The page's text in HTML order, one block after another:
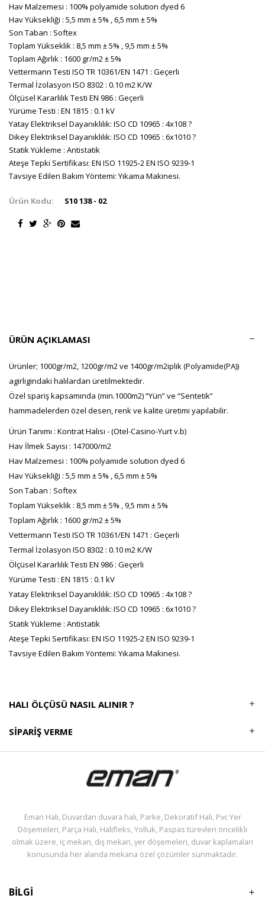
Hav Malzemesi : 100% polyamide solution dyed 6
Hav Yüksekliği : 5,5 mm ± 5% , 6,5 mm ± 5%
Son Taban : Softex
Toplam Yükseklik : 8,5 mm ± 5% , 9,5 mm ± 5%
Toplam Ağırlık : 1600 gr/m2 ± 5%
Vettermann Testi ISO TR 10361/EN 1471 : Geçerli
Termal İzolasyon ISO 8302 : 0.10 m2 K/W
Ölçüsel Kararlılık Testi EN 986 : Geçerli
Yürüme Testi : EN 1815 : 0.1 kV
Yatay Elektriksel Dayanıklılık: ISO CD 10965 : 4x108 ?
Dikey Elektriksel Dayanıklılık: ISO CD 10965 : 6x1010 ?
Statik Yükleme : Antistatik
Ateşe Tepki Sertifikası: EN ISO 11925-2 EN ISO 9239-1
Tavsiye Edilen Bakım Yöntemi: Yıkama Makinesi.
Ürün Kodu: S10 138 - 02
ÜRÜN AÇIKLAMASI
Ürünler; 1000gr/m2, 1200gr/m2 ve 1400gr/m2iplik (Polyamide(PA))
agirligindaki halılardan üretilmektedir.
Özel spariş kapsamında (min.1000m2) “Yün” ve “Sentetik”
hammadelerden özel desen, renk ve kalite üretimi yapılabilir.
Ürün Tanımı : Kontrat Halısı - (Otel-Casino-Yurt v.b)
Hav İlmek Sayısı : 147000/m2
Hav Malzemesi : 100% polyamide solution dyed 6
Hav Yüksekliği : 5,5 mm ± 5% , 6,5 mm ± 5%
Son Taban : Softex
Toplam Yükseklik : 8,5 mm ± 5% , 9,5 mm ± 5%
Toplam Ağırlık : 1600 gr/m2 ± 5%
Vettermann Testi ISO TR 10361/EN 1471 : Geçerli
Termal İzolasyon ISO 8302 : 0.10 m2 K/W
Ölçüsel Kararlılık Testi EN 986 : Geçerli
Yürüme Testi : EN 1815 : 0.1 kV
Yatay Elektriksel Dayanıklılık: ISO CD 10965 : 4x108 ?
Dikey Elektriksel Dayanıklılık: ISO CD 10965 : 6x1010 ?
Statik Yükleme : Antistatik
Ateşe Tepki Sertifikası: EN ISO 11925-2 EN ISO 9239-1
Tavsiye Edilen Bakım Yöntemi: Yıkama Makinesi.
HALI ÖLÇÜSÜ NASIL ALINIR ?
SIPARIŞ VERME
Eman Halı, Duvardan duvara halı, Parke, Dekoratif Halı, Pvc Yer
Döşemeleri, Parça Halı, Halıfleks, Yolluk, Paspas türevleri öncelikli
olmak üzere, iç mekan, dış mekan, yer döşemeleri, duvar kaplamaları
konusunda her alanda mekana özel çözümler sunmaktadır.
BİLGİ